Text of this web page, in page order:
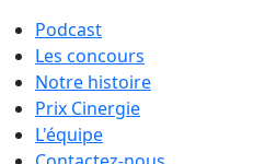
Podcast
Les concours
Notre histoire
Prix Cinergie
L'équipe